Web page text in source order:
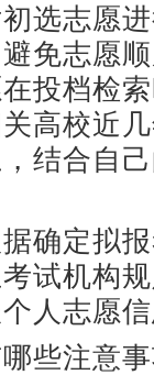
志愿进
免志愿
投档检
高校近
结合自
定拟报
试机构
人志愿
些注意事